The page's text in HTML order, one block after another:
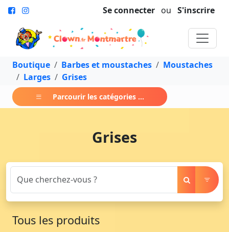
Se connecter ou S'inscrire
Boutique Barbes et moustaches
Moustaches
Larges
Grises
Parcourir les catégories ...
Grises
Tous les produits